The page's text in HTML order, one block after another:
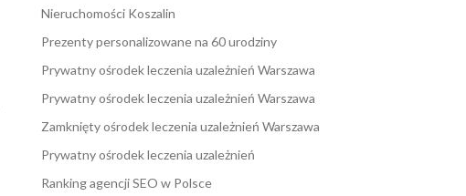
Nieruchomości Koszalin
Prezenty personalizowane na 60 urodziny
Prywatny ośrodek leczenia uzależnień Warszawa
Prywatny ośrodek leczenia uzależnień Warszawa
Zamknięty ośrodek leczenia uzależnień Warszawa
Prywatny ośrodek leczenia uzależnień
Ranking agencji SEO w Polsce